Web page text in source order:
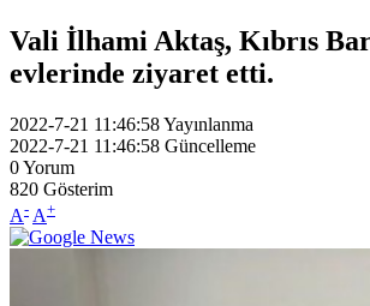
Vali İlhami Aktaş, Kıbrıs
evlerinde ziyaret etti.
2022-7-21 11:46:58Yayınlanma
2022-7-21 11:46:58 Güncelleme
0Yorum
820 Gösterim
A- A+